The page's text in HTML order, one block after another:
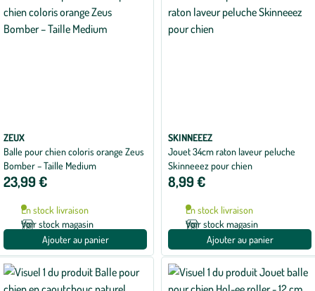
ZEUX
Balle pour chien coloris orange Zeus
Bomber – Taille Medium
23,99 €
En stock livraison
Voir stock magasin
Ajouter au panier
SKINNEEEZ
Jouet 34cm raton laveur peluche
Skinneeez pour chien
8,99 €
En stock livraison
Voir stock magasin
Ajouter au panier